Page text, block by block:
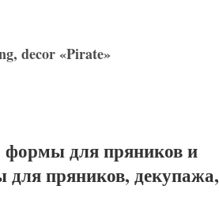
116 руб.
110,20 руб.
Форма "Флажок 2"
5 из 6
Пират. Форма для
пряников. Формочка
decor «Pirate»
для пряников и
для пряников, декупажа,